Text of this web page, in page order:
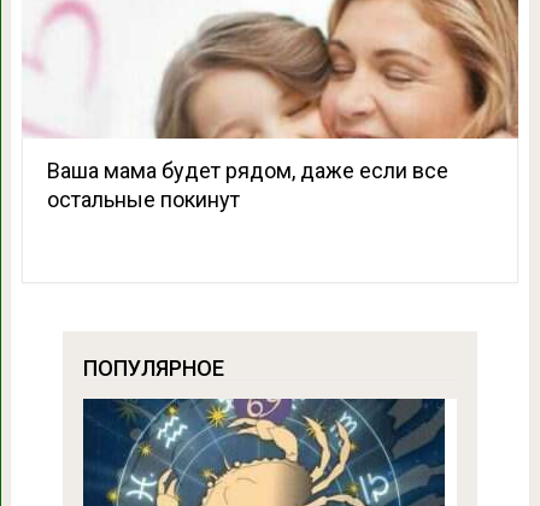
Ваша мама будет рядом, даже если все
остальные покинут
ПОПУЛЯРНОЕ